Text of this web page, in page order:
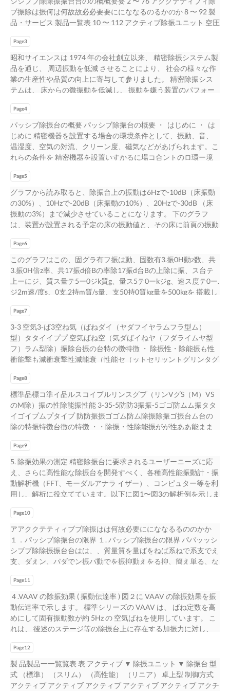
ブ振除は振何は何故故必必要要ににななるのるかのか 8 〜 92 製
品・サービス 製品一覧表 10 〜 112 アクティブ除振ユニット 空圧
VA -、A H、 H、 L、L 12 〜 132 リリニニアアアクテク
ィテブィ除ブ振除ユ振ニユットニ ッVAトA VV A-ASV -S
141 アクティブ除振台 卓上型アクティィブブ除除振振台台
SASTAT 151 パッシブ除振台 卓上型パッシブブ除除振振台 16
〜 194 デスクク型型パパッッシブシ除ブ振除振台台 20 〜 234 定
ーーズズ式式空空気気ばねね AATT 271 密封式空気ばばね
ね NPCC 281 高性能空気ばばねね AAMMPP 291 ソリュ
ーション クリリーーンンルールムー架ム台架台 301 ピッットト
型型除除振振台台 31 移設サポート ・、環環境境測測定定 321
33DD CCAADDにによよるる構造解析 、、 オオーー
ルルイインワンンワパンッパケーッジケージ 331 裏表紙
Page3
昭和サイエンスは 1974 年の会社創立以来、 精密除振システム製
品を通じ、 周辺振動を低減 させることにより、 社会の様々な作
業の生産性や品質の向上に寄与して参りました。 精密除振シス
テムは、 床からの微振動を低減し、 振動を嫌う装置のパフォー
に寄与します。 製造業の生産ラインや研究施設など で半導体製
造検査装置、 FPD 製造検査装置、 電子顕微鏡、 精密工作機械、
精密測定機 など様々な装置を振動から守り、 昭和サイエンスの
精密除振システムは活躍しています。 限りなく無振動に近づけ
る、 様々な除振システム。 昭和サイエンスは、 微振動を除振す
ラインナップしています。 昭和サイエンスは 「振動・音を制御
するプロフェッショナル」です。 1
Page4
パッシブ除振台の概要 パッシブ除振台の概要 ・ はじめに ・ は
じめに 精密機器を設置する場合の環境条件として、振動、音、
温湿度、空気の対流、クリーン度、磁気などがあげられます。こ
れらの条件を 精密機器を設置いすかるに場コ合ントのロ環ー境
度維、持空に気大のき対く影流響、をク及リぼーしンま度す、。
磁気などがあげられます。 これらの条 件をいかにコントロール
するかが、 精密機器の精度・性能維持に大きく影響を及ぼしま
す。 除振台は、地盤、基礎、床などから伝達する振動を遮断す
る目的で使用されており、精密機器の精度・性能維持に不可欠な
らの伝大達きすさるは振精動密を機遮器断にすよるり目異的なり
で、使精用密さ機れ器ておのり特、性精に密合機わ器せのて精除
度振・性性能能を維設持定にし不な可けれ欠ばなな装り置までせ
すん。。さらに除振と 除振台の扱う振動いうの意大味きさ合は
い精で密は、機設器置に床よりか異ら伝なり達、し精てく密る機
振器動の特み性を減に衰合すわるせこてと除は振技性術能的をに
設も定容し易なでけすれがば、な単り純まにせ固ん有。 振さら
動に数除を振低とくいして除振領域 う意味合いでは、を大設き
置く床してかもら、伝機達器し側てくのる移振動動質の量みがを
直減接衰除す振るこ台とへは作技用術し的たに場も合容、易機で
器すのが最、終単性純能にや固、有操振作動性数に大を低きくく
影して響除す振るた領め域、をこれらを考慮 大きくしても、 機
し器た側十の分移な動計質画量がが必直要接で除す振。台へ作用
した場合、 機器の最終性能や、 操作性に大きく影響するため、
これらを考慮し た十分な計画が必要です。 また、除振台には精
密機器の精度に悪影響を及ぼす振動を取り除く「除振」の役割の
他に、機械（プレス、ポンプ等）の振動を外部 また、 除振台に
はに伝精え密な機い器このとを精目度的にと悪し影た「響防を振
他に、 機械（プレス、 ポンプ等） の振動を外 部に伝えないこと
を目的とした「防振」 の役割もあります。 弊社では、各精密機
器や一般的な設置環境を考慮して除振台の設計を行っております
が、計画段階で要求事項が明確になっていれ 弊社では、各精密
ば、機精器密や機一器般に的適な合設し置た環除境振を台考設慮
が、計画段階で要求事項が明確になっていれば、 精密機器に適
合した除振台設計を行うことは可能です。 本書では、除振台種
類と主要部品のご紹介と除振台構成例と除振台の特性例を記載し
ています。 本書では、 除振台種類と主要部品のご紹介と除振台
構成例と除振台の特性例を記載しています。 除振 防振 1.除振外
台部かのら除の振振動を効機果器へ伝えない 機器より発生する
振動を外部へ伝えない 1. 除振台の除振効果 除振効果とは、除振
ことができたかを示すものです。 除振効果とは、 設除置振床台
のを使振用動すと除るこ振と台に上よりの設振置動床のか比ら
「の振振動動伝を達ど率の程」で度表減示少しさませする。こと
ができたかを示すものです。 設置床の振動と除振台上の振動の
比「振動伝達率」 で表示します。 振振動動伝伝達達率率グラグ
フラフ 31.6 倍 10 倍 共 振 床上と除振台の振動が ： 領 3.16 倍 域
1 倍 除 振 0.316 倍 領 域 0.1 倍 0.03 倍 0.01 倍 0.003 倍 周波数
（Hz) 【除振台上の振動】／【設置床上
の振動】＝【比率】 【 除 振 台dB上 =
Page5
グラフから読み取ると、除振台上の振動は6Hzで-10dB（床振動
の30%）、10Hzで-20dB（床振動の10%）、20Hzで-30dB （床
振動の3%）まで減少させていることになります。 下のグラフ
は、装置が設置される予定の床の振動値と、その床に前頁の振動
値をトリパタイトグラフにて示したものです。除振台上の振動は
固有振動数である3Hz 増幅していラまフすはが、、4装H置z以が
降設の置周され波る数予で定除の振床効の果振が動得値らとれ、
てそいのる床ことにが前分頁かのりま振す動。伝達特性を持った
周除辺振で台床を振設動置よしりた場合の 除振台上振動値をト
振動数である 3Hz周辺で床振動より 増幅していますが、 4Hz以
降の周波数で除振効果が得られていることが分かります。
ACC (cm/sec2) μ m1 1 設置床上 除振台上 VC-A 0.1cm/ VC-B sec 2
VC-C .1 μ m VC-D 0 0.1 VC-E 0.01cm/sec 2 μ m 0.0 1 0.01
0.001cm/sec 2 μ m 01 0.0 0.001 0.0001 1 1100 100
FREQUENCY (Hz) 2.除2.振除台振の台衝の撃衝応撃答応答 ステー
ステジー等ジを等除を振除台振上台に上搭に載搭す載るすと、る
そとの、駆そ動の時駆の動衝時撃のに衝よ撃りにばよねり上ばの
ね物上体のは物衝体撃は終了後も系の固有振動数にて自由振動を
行い ますま。自す。由振自動由の振加動速の度加が速大度きが
い大とき衝い撃と後衝、撃そ後の、揺それのが揺停れ止がす停る
止まですの時 衝撃終了後も系の固 るまで間の（時セ間ット（リ
センッグトタリインムグ）タがイム長）くな 有り振ます動。数
にて自由振動を行い が長くなります。 ステージ衝撃応答 自
由振動振幅（変位）mm 変位mm このグラフは、 固有振動数
3.0Hz、 共振倍率 17dBの除振台上に、 ステージ質量 50kg、 ステ
ージ速度 0.2m/s、 支持質量 500kgを搭 載した場合、 ステージ移
動の衝撃後に予想される自由振動を示しています。 パッシブ除
と除振性能は良くなりますが、 衝撃減衰性能（セットリングタ
イム） が悪くなり、 固有振動数を高くする（硬くする） と除振
性能は悪くなるが、 衝撃減衰性能（セットリングタイム） は良
くなります。 除振台の選定や設計は、 搭載機器の特性を把握
し、 除振性能と衝撃減衰性能について適切なバランスを考慮す
Page6
このグラフはこの、固グラ有フ振は動、固数有3.振0H動z数、共
3.振0H倍z率、共17振d倍Bの率除17振d台Bの上除に振、ス台テ
上ーにジ、質ス量テ5ー0ジk質g、量ス5テ0ーkジg、速ス度テ0ー.
ジ2m速/度s、0支.2持m質/s量、支50持0質kg量を500kgを 搭載し
支.2持m質/s量、支50持0質kg量を5搭0載0kしgたを場搭合載、し
スたテ場ー合ジ、移ス動テのー衝ジ移撃動後のに衝予撃想後され
にる予自想由さ振れる動自を由示振して動いを示してい ます。
ます。 パッシブ除パ振ッ台シブの除性振能台は一の性般能的は
に一固般有的振に動固数有を振低動くす数るを（低軟くらすかる
良すがくな、り衝ま撃す減が衰、衝性撃能減（衰セ性ット能リン
（グセットリング タイム）がタ悪イくムな）りが、固悪有くな
振り動、固数有を振高動くす数るを（高硬くくすするる（）硬と
く除す振る性）能と除は振悪性くな能るはが悪、衝くな撃る減が
衰、衝性撃能減（衰セ性ット能リン（グセタッイトムリン）グは
タ良イくムな）りはま良す。くなります。 除振台の除選振定台
や設の選計定はや、搭設載計機は器、搭の載特機性器を把の特握
性し、を除把振握性し能、除と衝振撃性減能衰と衝性撃能減に衰
つい性て能適に切つないバて適ラン切スなをバ考ラ慮ンすスるを
こ考と慮がす必る要こでとすが。必要です。 3.防振材3.の防種振
類材との性種能類と性能 3. 防振材の種類と性能 3-1防振3材-1の
防種振類材別の特種徴類比別較特徴比較 3-1 防振材の種類別特徴
比較 除振台に除は様振々台なには防様振々材な（防ば振ね材）
（があばりね、）それがあぞりれ、にそ性れ能ぞのれ特に性徴能
があのり特ま徴すが。あります。 除振台には様々な防振材（ば
ね）があり、それぞれに性能の特徴があります。 主 主 主なな防
防振振材 なは防振材は ・空気 材は ば ね・空（気ベロば
ーねズ（型ベ）ローズ型） 防振材種類防別振特材徴種比類較別
ねフ（ 型 ラムダ ）イ型ヤフラム型） 衝撃減衰性能 ・空気ば
ね・（ダイヤフラム型） ） 衝撃減衰性能 除振性能 除振性能 ﾚﾍﾞﾙ
復帰性ﾚﾍ能ﾞﾙ復帰性能価格 価格 ・・ココイルスプ コリンイグ
ルスプリング （ｾｯﾄﾘﾝｸﾞﾀｲ（ﾑ）ｾｯﾄﾘﾝｸﾞﾀｲﾑ）イルスプリング ・
防振ゴム・防振ゴム 空気ばね 空気ばね ・防振ゴなムどがあり
あります。 （ﾍﾞﾛｰｽﾞ型） 空気ばね 空気ばね ◎ ○ ◎ ○ （ﾀﾞｲﾔﾌﾗﾑ
型（）ﾀﾞｲﾔﾌﾗﾑ型） ◎ ○ ◎ ○ コイル コイル ○ ○ △ ◎ スプリング
スプリング ○ ○ △ ◎ 防振ゴム 防振ゴム △ △ △ ◎ ◎ △ ◎ ◎
◎：最も良◎い：（最価も格良がい安（い価）格が安い） ○：良
Page7
3-3 空気3-ば3空ね気（ばねダイ（ヤダフイヤラムフラ型ム）
型）タタイイププ 空気ばね空（気ダばイねヤ（フダライムヤ型
フ）ラム型除）振除台振の台特の徴特徴 ・ 除振性・除能振も性
衝能撃も減衝衰撃性減能衰（性能セ（ットセリッントグリンタグ
ヤ型フラ空ム気型ば空ね気はば一ねは般一的般に的防に振防ゴ振
ムゴとムセとッセトットでで使使用用すする。 防振ゴム（積層
ゴム） の硬さや配置で水平固有振動数の設計が可能。 空気タン
クの容積で垂直固有振動数の設計が可能。 水平方向固防有振ゴ
動ム数（積：層1ゴ.5ム〜）の4H硬zさ程や度配置で水平固有振動
垂〜直4固.5有H振z程動度数の設計が可能 ・ 搭載物・搭の重載物
心水の平が重⽅移心向動が固し移有て動も振しレ動てベ数もル
レ：調ベ1ル整.5調〜器整4に器Hよzに程るよ空度る空気気供供給
給ででレレベベルを水平に保つつここととがが可可能能。 。
・ 空気の・供空給気のが垂供必直給⽅要が向。必固要有な振る
動。数：1.5〜4.5Hz程度 空気ばね空（気ダばイねヤ（フダライム
ヤ型フ）ラムの型構）造の構造 ダイヤダフイラヤムフラ型ム空
型気空ば気ねばねはは、、金⾦具具ととゴゴムム膜膜でで形形成
成さされれてておおり、り空、気空ば気ねばにね圧に縮圧空縮気
空を封気⼊をし封て入空気しての空圧縮気性のを圧ば縮ね性に利
を用ばねするに構利造用ですする。構造です。 レベルレをベ水
ルを平水に平保につ保目つ目的的でで空空気気供供給給をを必必
要要ととすするるたためめ、、自動自レ動ベレルベ調ル整調器整
をセ器ッをトでセ使ット用でし使ます用。します。 金具 浮上寸
法 空気 IN、 OUT 圧縮空気 オリフィス ダイヤグラム（ゴム膜）
空気 IN、 OUT 空気タンク 積層ゴム、 丸型防振ゴム 3-4 コイルス
プリングタイプ 3-4コイルスプリングタイプ コイルスプリング除
振台の特徴 コイルスプリング除振台の特徴 ・ 除振性能も衝撃減
向振固性有能振も動衝撃数減：衰2性〜能4（Hセz程ット度リン
グタイム）も⽐較的良い。 垂直方向固水有平振⽅動向数
固：有振4〜動数7：Hz2程〜度4Hz程度 ・ 空気を必要と垂しな直
い⽅（向メ固ン有テ振ナ動ン数スフ：リ4ー〜）7H。z程度 ・ デ
Page8
標準品標コ準イ品ルスコイプルリンスグプ（リンVグS（M）VS
のM除）振の性除能振性能 3-35-5防防3振振-5ゴゴ防ムム振タタ
イゴイプムプタイプ 防防振振ゴゴム防ム除振除振ゴ振台ム台の
除の特振特徴台徴の特徴 ・・除振・性除能振がが性ああ能まま
性減能衰（性セセ能ッッ（トトリリセンンッググトタタリイイン
ムムグ）タイががム良）くくが安良定く性安がが定高性いい
が。。高い。 ・・価価格格・がが価安安格くく、が、空空安気
気く、をを空必必気要要をとと必ししな要ないいとし（（なメメ
いンン（テテナナメンンステスフナフリリンーース））フリ。。
ト、、と搭搭して載載、物物搭のの載重重物心心のがが重移移心
動動がすす移るる動とと防防する振振とゴゴ防ムム振ののゴたた
ムわわのみみたににわよよみりり、、に傾傾よきりき、がが傾生
生きじじがるる生。。じる。 一一般般ににス一ステ
般テーにージスジ移テ移動ー動でジで防移防振動振ゴでゴム防ム
が振がたゴたわムわむがむ量た量：わ：0む.0量3.〜3：～
00.04..3m4～mm0m程.4程度m度（m（程目目度安安（））目
安） 防防振振ゴゴム防ムは振は、ゴ搭、ム搭載は載質、質量搭
量に載に合質合わ量わせにせて合てサわサイせズイてズ、個サ、
個イ数ズ数を、を選個選定数定しをまし選すま定す。し。ます。
例）防振例ゴ）ム防を振使ゴ用ムしをた使除用振し台た 除振台
例 ） 防例振）ゴゴ防ムムを振をゴ使ム用をしし使たた用
除し振た台除振台 防振ゴム防 振ゴム 防振ゴ防ム防振タ振イゴゴ
プムムのタタイ除イプ振プの性の除除能振振性性能能 4.4自.自動
4動.レ自レベベ動ルルレ調調ベ整整ル器調器 整 器 除除振振
台台の除の主振主要台要構の構成主成部要部品構品と成しと部て
し品て自自と動し動レてレベ自ベル動ル調レ調整ベ整器ル器が調
Page9
5. 除振効果の測定 精密除振台に要求されるユーザーニーズに応
え、さらに高性能な除振台を開発すべく、各種高性能振動計・振
動解析機（FFT、モーダルアナラ イザー）、コンピュター等を利
用し、解析に役立てています。以下に図1〜図3の解析例を示しま
示します。 本解析方法は精度よく振動伝達率等の 測定を行う方
法です。 実機搭載時にはモーダルアナリシス・ 振動 許容値の確
認等が行えるメリットもあり、 また、 周波数・加速度、 振幅等
を自由に コントロールできます。 その為、 周囲の環境に影響さ
れず精度 及び再現よく測定が可能です。 図 2は、 床上に除振台
上と定盤 上の加速度のスペクトクルを示しています。 この解析
方法は FFTにより、 ある時間におけるス ペクトクルの平均値を
求めたもので、 床の加速度 レベルより、 除振台上の加速度レベ
ルが、 共振 点付近を除いて低いレベルを示しています。 図 3
は、 図 2で示した暗振動測定の振動伝達率 を示しています。 こ
の図は共振点においても、 低い共振倍率でダン ピングが利いて
いる空気ばねの特長を示しています。 また、 0dBより下の部分
が除振領域を示しており、 低い周波数から効果があることがわ
かります。 ・ おわりに パッシブ除振台は、 除振性能と衝撃減衰
性能（除振台上の安定性） のバランスを考慮し、 搭載装置の特
性に合わせた選定、 設計をする ことが重要です。 特に「重心位
Page10
アアククテティィブブ除振はは何故必要ににななるるののかか
１．パッシブ除振台の限界 １. パッシブ除振台の限界 パパッッシ
シブブ除除振振台台はは、、質量質を量ばをねば系ねで系支でえ
支、ダえン、パダでン振パ動でを振抑動えをる抑、簡え単る、な
方れ法るで除す振。方特法に空です気。 特に空気 ばばねね式式
除除振振台台はは、、簡単簡に単低にい低固い有固振有動振数動
が数得がられ得、ら自れ動、レ自ベ動ル調レベ整ル器調と組整み
器合とわ組せみる合こわとにせよるりこ、と荷に重よ変り、化荷
があ重っ変ても化レがベあルっ変て動もレベル変 が動少がな少
まこすろ。が、とここのろ空が気、ばこねの式空除気振ば台ねで
式も除対振応台できでなもい対問応題でがき生なじいる問場題合
がが生あじりまるす場。合があります。 パッッシシブブ除除振
振台台はは、、共振共現振象現を象生をじ生ますじま。こすの。
Page11
４.VAAV の除振効果 ( 振動伝達率 ) 図２に VAAV の除振効果を振
動伝達率で示します。 標準シリーズの VAAV は、 ばね定数を高
めにして固有振動数が約 5Hz の 空気ばねを使用しています。 こ
れは、 後述のステージ等の除振台上に存在する加振力に対し、
浮上させたときには、 約 5Hz のパッシブ除振台と同等になり、
共振点を持ちます。 加速度 FB制御を行うとアクティブ除振台と
しての機能を発揮します。 共振点が存在しないアクティブ除振
台になります。 このため、 やや高めの固有振動数を設定しても
Page12
製 品製品一一覧覧表 表 アクティブ ▼ 除振ユニット ▼ 除振台 型
式 （標準） （スリム） （高性能） （リニア） 卓上型 制御方式
アクティブ アクティブ アクティブ アクティブ アクティブ アクチ